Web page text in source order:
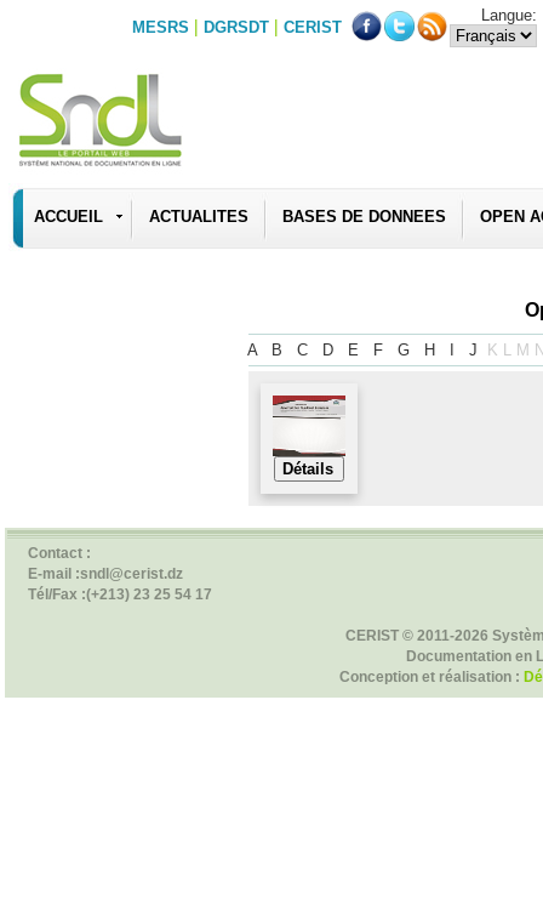
MESRS | DGRSDT | CERIST
Langue:
ACCUEIL ACTUALITES BASES DE DONNEES OPEN
A B C D E F G H J K L M
Détails
Contact :
E-mail :sndl@cerist.dz
Tél/Fax :(+213) 23 25 54 17
CERIST © 2011-2026
Documentation en
Conception et réalisation :